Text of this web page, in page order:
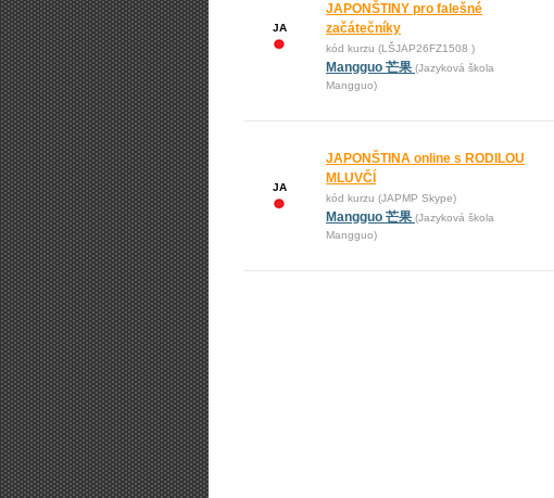
JA
JAPONŠTINY pro falešné
začátečníky
kód kurzu (LŠJAP26FZ1508 )
Mangguo 芒果 (Jazyková škola
Mangguo)
JA
JAPONŠTINA online s RODILOU
MLUVČÍ
kód kurzu (JAPMP Skype)
Mangguo 芒果 (Jazyková škola
Mangguo)